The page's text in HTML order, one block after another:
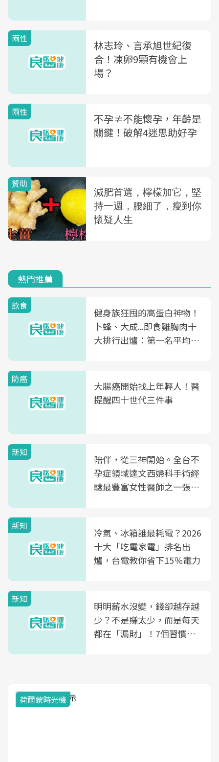
兩性
林志玲、言承旭世紀復
合！凍卵9顆有機會上
場？
兩性
不孕≠不能懷孕，年齡是
關鍵！破解4迷思助好孕
熱門推薦
飲食
健身族狂囤的高蛋白神物！
卜蜂、大成...即食雞胸肉十
大排行出爐：第一名平均一
防癌
大腸癌開始找上年輕人！醫
提醒四十世代三件事
新知
陪伴，從三神開始。全台不
孕症領域達文西婦科手術經
驗最豐富女性醫師之一張永
光田醫院建構360度女性健
康照護生態圈
新知
冷氣、冰箱誰最耗電？2026
十大「吃電家電」排名出
爐，台電教你省下15％電力
新知
明明薪水沒變，錢卻越存越
少？不是賺太少，而是每天
都在「漏財」！7個習慣一
荷爾蒙時光機